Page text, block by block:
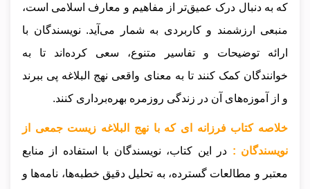
که به دنبال درک عمیق‌تر از مفاهیم و معارف اسلامی است،
منبعی ارزشمند و کاربردی به شمار می‌آید. نویسندگان با
ارائه توضیحات و تفاسیر متنوع، سعی کرده‌اند تا به
خوانندگان کمک کنند تا به معنای واقعی نهج البلاغه پی ببرند
و از آموزه‌های آن در زندگی روزمره بهره‌برداری کنند.
خلاصه کتاب فرزانه ای که با نهج البلاغه زیست جمعی از
نویسندگان : در این کتاب، نویسندگان با استفاده از منابع
معتبر و مطالعات گسترده، به تحلیل دقیق خطبه‌ها، نامه‌ها و